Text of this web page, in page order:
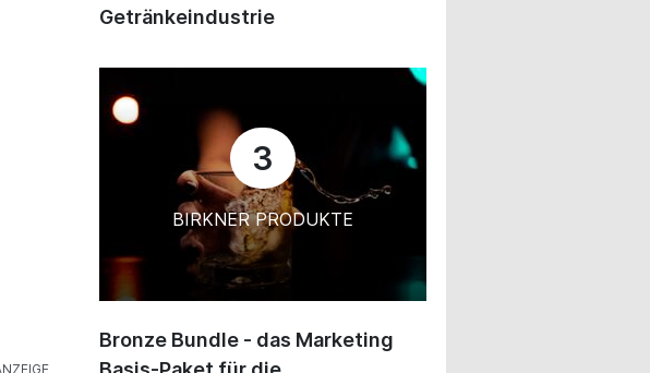
Getränkeindustrie
3
BIRKNER PRODUKTE
Bronze Bundle - das Marketing